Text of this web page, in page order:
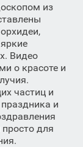
из
Видео
о красоте и
частиц и
и
для